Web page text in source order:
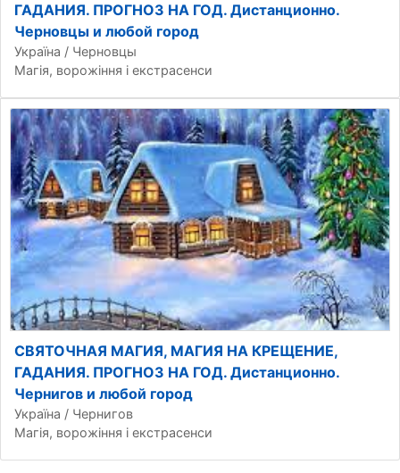
ГАДАНИЯ. ПРОГНОЗ НА ГОД. Дистанционно.
Черновцы и любой город
Україна / Черновцы
Магія, ворожіння і екстрасенси
СВЯТОЧНАЯ МАГИЯ, МАГИЯ НА КРЕЩЕНИЕ,
ГАДАНИЯ. ПРОГНОЗ НА ГОД. Дистанционно.
Чернигов и любой город
Україна / Чернигов
Магія, ворожіння і екстрасенси